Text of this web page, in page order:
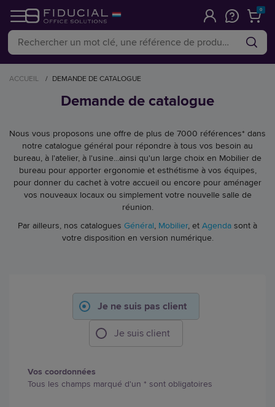
0
ACCUEIL / DEMANDE DE CATALOGUE
Demande de catalogue
Nous vous proposons une offre de plus de 7000 références* dans
notre catalogue général pour répondre à tous vos besoin au
bureau, à l'atelier, à l'usine...ainsi qu'un large choix en Mobilier de
bureau pour apporter ergonomie et esthétisme à vos équipes,
pour donner du cachet à votre accueil ou encore pour aménager
vos nouveaux locaux ou simplement votre nouvelle salle de
réunion.
Par ailleurs, nos catalogues Général, Mobilier, et Agenda sont à
votre disposition en version numérique.
Je ne suis pas client
Je suis client
Vos coordonnées
Tous les champs marqué d'un * sont obligatoires